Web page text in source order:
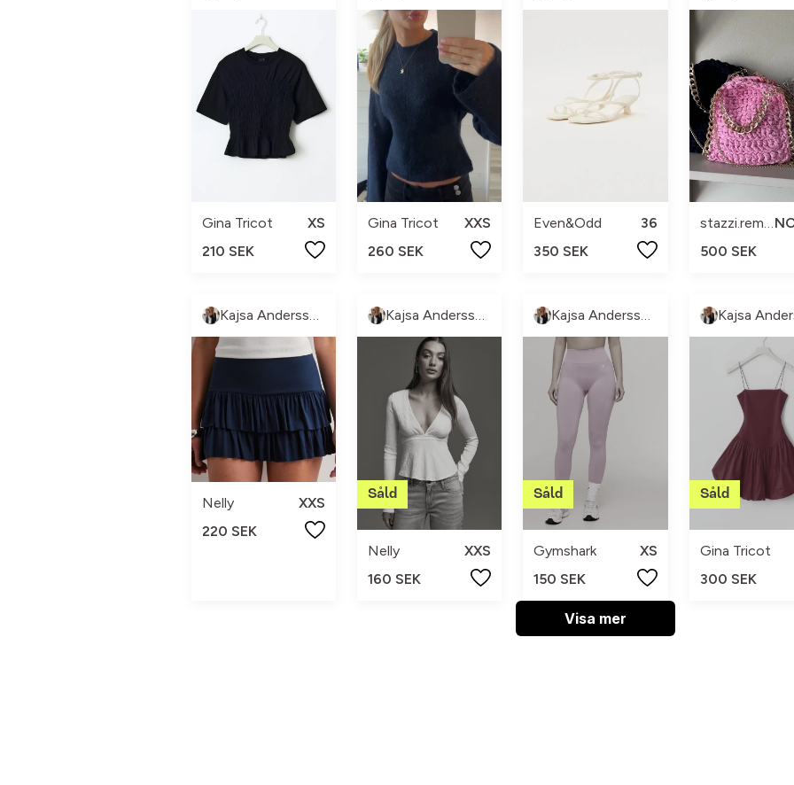
Gina Tricot
XS
210 SEK
Gina Tricot
XXS
260 SEK
Even&Odd
36
350 SEK
stazzi.remake
500 SEK
Kajsa Andersson
Nelly
XXS
220 SEK
Kajsa Andersson
Nelly
XXS
160 SEK
Kajsa Andersson
Gymshark
XS
150 SEK
Gina Tricot
300 SEK
Visa mer